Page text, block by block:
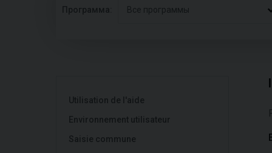
Программа: Все программы
Utilisation de l'aide
Environnement utilisateur
Saisie commune